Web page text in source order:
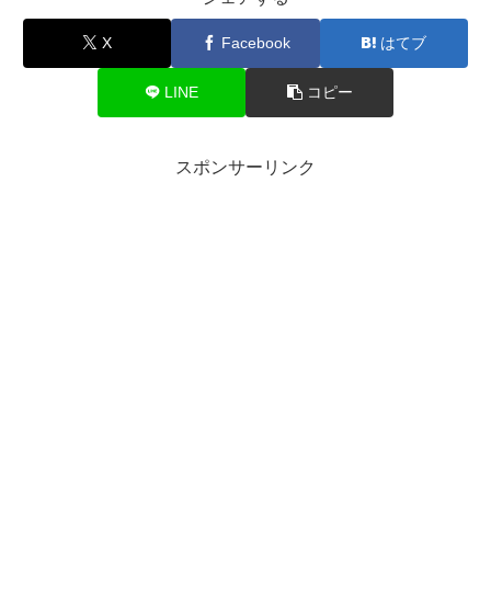
X Facebook はてブ
LINE コピー
スポンサーリンク